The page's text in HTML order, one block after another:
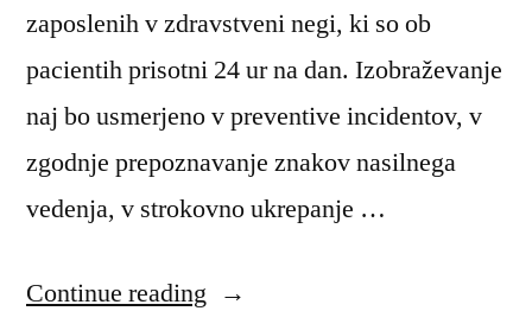
zaposlenih v zdravstveni negi, ki so ob
pacientih prisotni 24 ur na dan. Izobraževanje
naj bo usmerjeno v preventive incidentov, v
zgodnje prepoznavanje znakov nasilnega
vedenja, v strokovno ukrepanje …
Continue reading “Zdravstvena